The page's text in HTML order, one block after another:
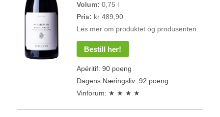
Volum: 0,75 l
Pris: kr 489,90
Les mer om produktet og produsenten.
Bestill her!
Apéritif: 90 poeng
Dagens Næringsliv: 92 poeng
Vinforum: ★ ★ ★ ★